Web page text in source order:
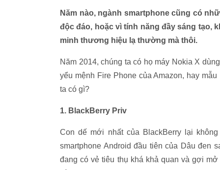
Năm nào, ngành smartphone cũng có
độc đáo, hoặc vì tính năng đầy sáng tạo,
minh thương hiệu lạ thường mà thôi.
Năm 2014, chúng ta có họ máy Nokia X
yểu mệnh Fire Phone của Amazon, hay
ta có gì?
1. BlackBerry Priv
Con dế mới nhất của BlackBerry lại
smartphone Android đầu tiên của Dâu đen
đang có vẻ tiêu thụ khá khả quan và gợi